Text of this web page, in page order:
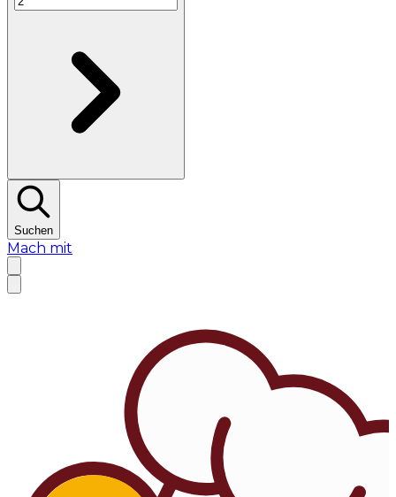
Suchen
Mach mit